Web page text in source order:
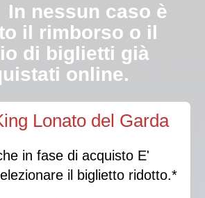
caso è
il rimborso o il
di biglietti già
online.
sarà garantito il posto scelto.
Lonato del Garda
in fase di acquisto E'
il biglietto ridotto.*